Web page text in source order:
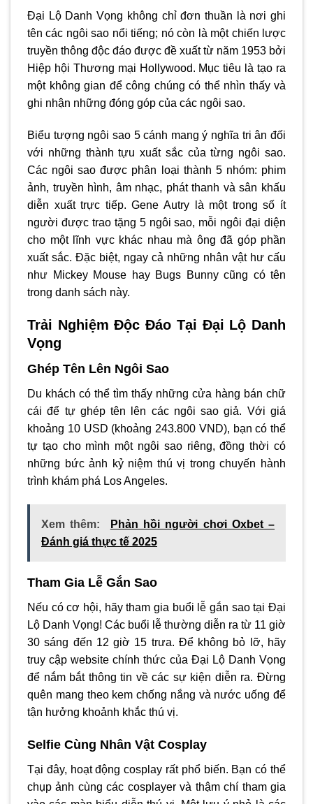
Đại Lộ Danh Vọng không chỉ đơn thuần là nơi ghi
tên các ngôi sao nổi tiếng; nó còn là một chiến lược
truyền thông độc đáo được đề xuất từ năm 1953 bởi
Hiệp hội Thương mại Hollywood. Mục tiêu là tạo ra
một không gian để công chúng có thể nhìn thấy và
ghi nhận những đóng góp của các ngôi sao.
Biểu tượng ngôi sao 5 cánh mang ý nghĩa tri ân đối
với những thành tựu xuất sắc của từng ngôi sao.
Các ngôi sao được phân loại thành 5 nhóm: phim
ảnh, truyền hình, âm nhạc, phát thanh và sân khấu
diễn xuất trực tiếp. Gene Autry là một trong số ít
người được trao tặng 5 ngôi sao, mỗi ngôi đại diện
cho một lĩnh vực khác nhau mà ông đã góp phần
xuất sắc. Đặc biệt, ngay cả những nhân vật hư cấu
như Mickey Mouse hay Bugs Bunny cũng có tên
trong danh sách này.
Trải Nghiệm Độc Đáo Tại Đại Lộ Danh
Vọng
Ghép Tên Lên Ngôi Sao
Du khách có thể tìm thấy những cửa hàng bán chữ
cái để tự ghép tên lên các ngôi sao giả. Với giá
khoảng 10 USD (khoảng 243.800 VND), bạn có thể
tự tạo cho mình một ngôi sao riêng, đồng thời có
những bức ảnh kỷ niệm thú vị trong chuyến hành
trình khám phá Los Angeles.
Xem thêm:
Phản hồi người chơi Oxbet –
Đánh giá thực tế 2025
Tham Gia Lễ Gắn Sao
Nếu có cơ hội, hãy tham gia buổi lễ gắn sao tại Đại
Lộ Danh Vọng! Các buổi lễ thường diễn ra từ 11 giờ
30 sáng đến 12 giờ 15 trưa. Để không bỏ lỡ, hãy
truy cập website chính thức của Đại Lộ Danh Vọng
để nắm bắt thông tin về các sự kiện diễn ra. Đừng
quên mang theo kem chống nắng và nước uống để
tận hưởng khoảnh khắc thú vị.
Selfie Cùng Nhân Vật Cosplay
Tại đây, hoạt động cosplay rất phổ biến. Bạn có thể
chụp ảnh cùng các cosplayer và thậm chí tham gia